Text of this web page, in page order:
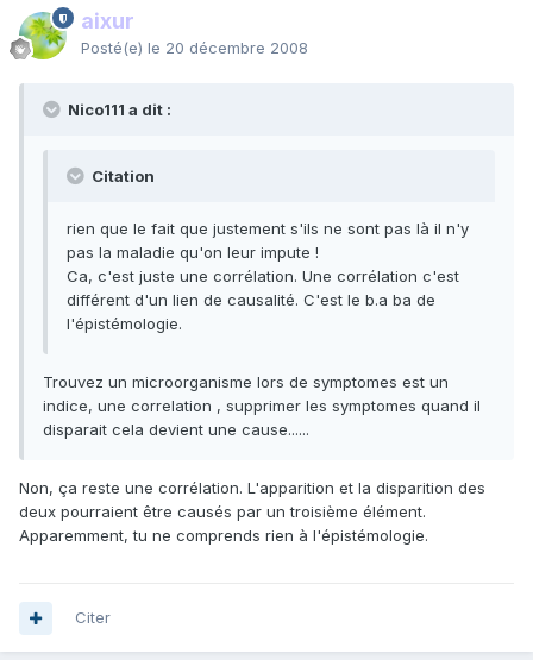
aixur
Posté(e) le 20 décembre 2008
Nico111 a dit :
Citation
rien que le fait que justement s'ils ne sont pas là il n'y
pas la maladie qu'on leur impute !
Ca, c'est juste une corrélation. Une corrélation c'est
différent d'un lien de causalité. C'est le b.a ba de
l'épistémologie.
Trouvez un microorganisme lors de symptomes est un
indice, une correlation , supprimer les symptomes quand il
disparait cela devient une cause......
Non, ça reste une corrélation. L'apparition et la disparition des
deux pourraient être causés par un troisième élément.
Apparemment, tu ne comprends rien à l'épistémologie.
Citer